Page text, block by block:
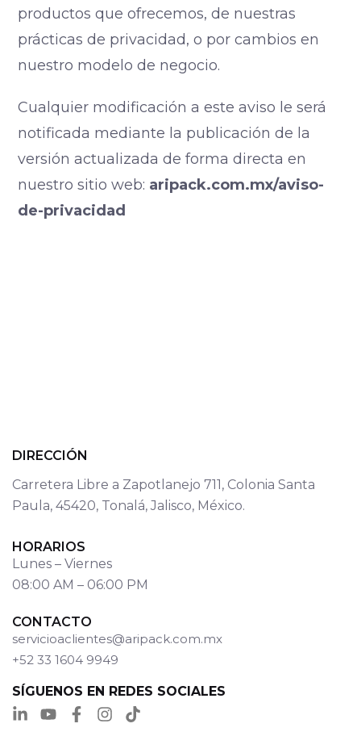
productos que ofrecemos, de nuestras
prácticas de privacidad, o por cambios en
nuestro modelo de negocio.
Cualquier modificación a este aviso le será
notificada mediante la publicación de la
versión actualizada de forma directa en
nuestro sitio web: aripack.com.mx/aviso-
de-privacidad
DIRECCIÓN
Carretera Libre a Zapotlanejo 711, Colonia Santa
Paula, 45420, Tonalá, Jalisco, México.
HORARIOS
Lunes – Viernes
08:00 AM – 06:00 PM
CONTACTO
servicioaclientes@aripack.com.mx
+52 33 1604 9949
SÍGUENOS EN REDES SOCIALES